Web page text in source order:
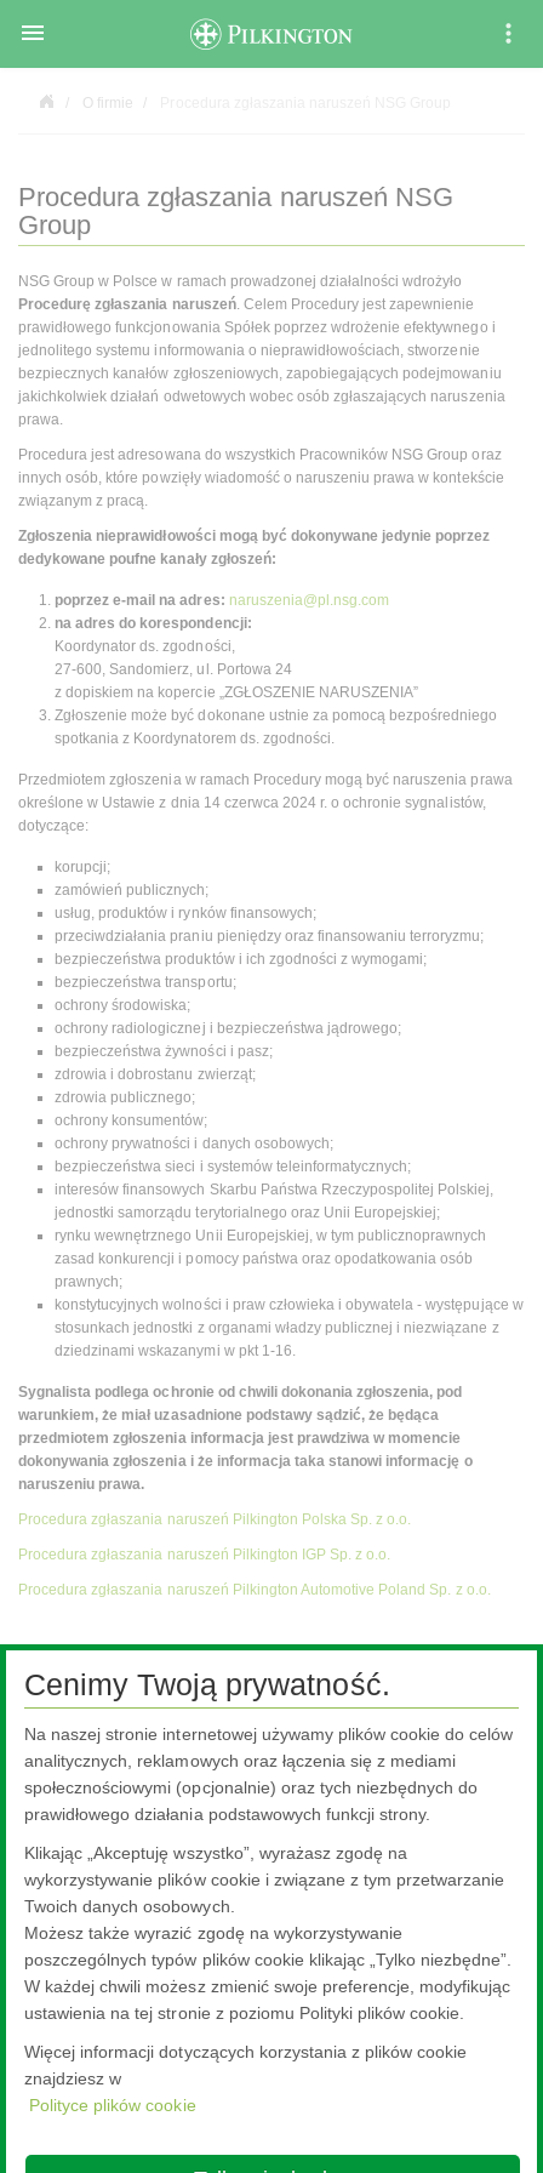

O firmie
Procedura zgłaszania naruszeń NSG
Group
NSG Group w Polsce w ramach prowadzonej działalności wdrożyło
Procedurę zgłaszania naruszeń. Celem Procedury jest zapewnienie
prawidłowego funkcjonowania Spółek poprzez wdrożenie efektywnego i
jednolitego systemu informowania o nieprawidłowościach, stworzenie
bezpiecznych kanałów zgłoszeniowych, zapobiegających podejmowaniu
jakichkolwiek działań odwetowych wobec osób zgłaszających naruszenia
prawa.
Procedura jest adresowana do wszystkich Pracowników NSG Group oraz
innych osób, które powzięły wiadomość o naruszeniu prawa w kontekście
związanym z pracą.
Zgłoszenia nieprawidłowości mogą być dokonywane jedynie poprzez
dedykowane poufne kanały zgłoszeń:
poprzez e-mail na adres: naruszenia@pl.nsg.com
na adres do korespondencji:
Koordynator ds. zgodności,
27-600, Sandomierz, ul. Portowa 24
z dopiskiem na kopercie „ZGŁOSZENIE NARUSZENIA”
Zgłoszenie może być dokonane ustnie za pomocą bezpośredniego
spotkania z Koordynatorem ds. zgodności.
Przedmiotem zgłoszenia w ramach Procedury mogą być naruszenia prawa
określone w Ustawie z dnia 14 czerwca 2024 r. o ochronie sygnalistów,
dotyczące:
korupcji;
zamówień publicznych;
usług, produktów i rynków finansowych;
przeciwdziałania praniu pieniędzy oraz finansowaniu terroryzmu;
bezpieczeństwa produktów i ich zgodności z wymogami;
bezpieczeństwa transportu;
ochrony środowiska;
ochrony radiologicznej i bezpieczeństwa jądrowego;
bezpieczeństwa żywności i pasz;
zdrowia i dobrostanu zwierząt;
zdrowia publicznego;
ochrony konsumentów;
ochrony prywatności i danych osobowych;
bezpieczeństwa sieci i systemów teleinformatycznych;
interesów finansowych Skarbu Państwa Rzeczypospolitej Polskiej,
jednostki samorządu terytorialnego oraz Unii Europejskiej;
rynku wewnętrznego Unii Europejskiej, w tym publicznoprawnych
zasad konkurencji i pomocy państwa oraz opodatkowania osób
prawnych;
konstytucyjnych wolności i praw człowieka i obywatela - występujące w
stosunkach jednostki z organami władzy publicznej i niezwiązane z
dziedzinami wskazanymi w pkt 1-16.
Sygnalista podlega ochronie od chwili dokonania zgłoszenia, pod
warunkiem, że miał uzasadnione podstawy sądzić, że będąca
przedmiotem zgłoszenia informacja jest prawdziwa w momencie
dokonywania zgłoszenia i że informacja taka stanowi informację o
naruszeniu prawa.
Procedura zgłaszania naruszeń Pilkington Polska Sp. z o.o.
Procedura zgłaszania naruszeń Pilkington IGP Sp. z o.o.
Procedura zgłaszania naruszeń Pilkington Automotive Poland Sp. z o.o.
Społeczna Odpowiedzialność Biznesu NSG Group w Polsce
Certyfikaty Spółek w Polsce
Współpraca z IFC
Warunki zakupów u dostawców
Wystawa
Przetargi
Informacje o realizowanej strategii podatkowej
Procedura zgłaszania naruszeń NSG Group
Head Office - 3-5-27 Mita Minato-ku Tokyo
Cenimy Twoją prywatność.
Na naszej stronie internetowej używamy plików cookie do celów
analitycznych, reklamowych oraz łączenia się z mediami
społecznościowymi (opcjonalnie) oraz tych niezbędnych do
prawidłowego działania podstawowych funkcji strony.
Klikając „Akceptuję wszystko”, wyrażasz zgodę na
wykorzystywanie plików cookie i związane z tym przetwarzanie
Twoich danych osobowych.
Możesz także wyrazić zgodę na wykorzystywanie
poszczególnych typów plików cookie klikając „Tylko niezbędne”.
W każdej chwili możesz zmienić swoje preferencje, modyfikując
ustawienia na tej stronie z poziomu Polityki plików cookie.
Więcej informacji dotyczących korzystania z plików cookie
znajdziesz w
Polityce plików cookie